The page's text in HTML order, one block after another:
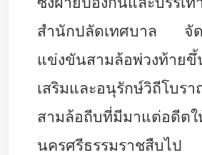
สำนักปลัดเทศบาล จัด
แข่งขันสามล้อพ่วงท้า
เสริมและอนุรักษ์วิถีโบร
สามล้อถีบที่มีมาแต่อดีตใ
นครศรีธรรมราชสืบไป